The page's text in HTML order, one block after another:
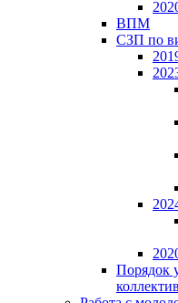
ВПМ
СЗП по
Порядок